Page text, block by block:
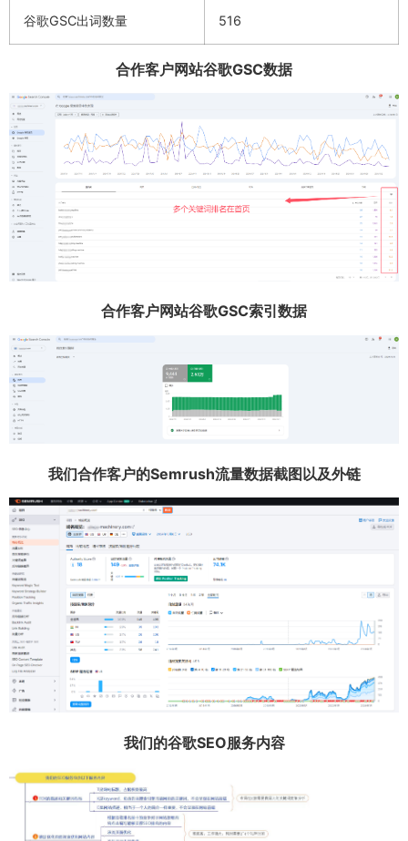
谷歌GSC出词数量 516
合作客户网站谷歌GSC数据
合作客户网站谷歌GSC索引数据
我们合作客户的Semrush流量数据截图以及外链
我们的谷歌SEO服务内容